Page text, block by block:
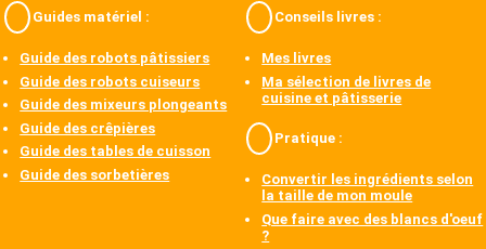
Guides matériel :
Guide des robots pâtissiers
Guide des robots cuiseurs
Guide des mixeurs plongeants
Guide des crêpières
Guide des tables de cuisson
Guide des sorbetières
Conseils livres :
Mes livres
Ma sélection de livres de
cuisine et pâtisserie
Pratique :
Convertir les ingrédients selon
la taille de mon moule
Que faire avec des blancs d'oeuf
?